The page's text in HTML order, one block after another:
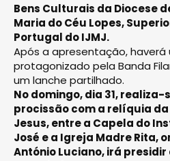
Bens Culturais da Diocese
Maria do Céu Lopes,
Portugal do IJMJ.
Após a apresentação,
protagonizado pela Banda
um lanche partilhado.
No domingo, dia 31, realiza-
procissão com a relíquia
Jesus, entre a Capela do
José e a Igreja Madre Rita,
António Luciano, irá